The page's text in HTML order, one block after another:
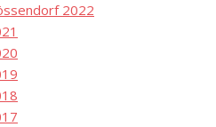
2022